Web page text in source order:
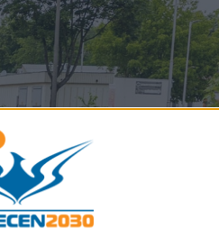
bővül a
indul a
üteme,
az ipari
Bővebben
Szijjártó Péter:
mára a magyar
vidéki